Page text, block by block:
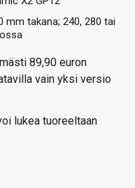
mm takana; 240, 280 tai
89,90 euron
vain yksi versio
lukea tuoreeltaan